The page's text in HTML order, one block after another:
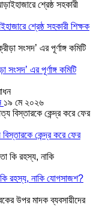
শ্রেষ্ঠ সহকারী শিক্ষক
সংসদ’ এর পূর্ণাঙ্গ কমিটি
১৯ মে ২০২৬
কেন্দ্র করে ফের
কি রহস্য, নাকি যোগসাজশ?